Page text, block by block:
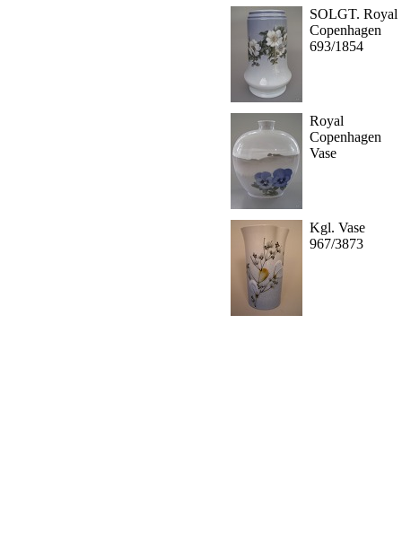
SOLGT. Royal
Copenhagen
693/1854
Royal
Copenhagen
Vase
Kgl. Vase
967/3873